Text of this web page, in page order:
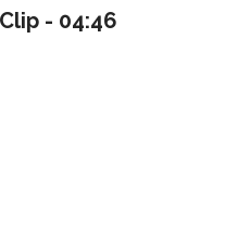
- 04:46